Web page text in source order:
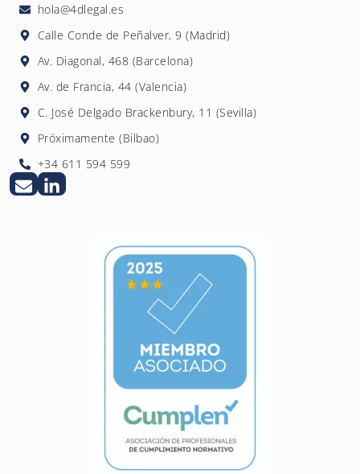
hola@4dlegal.es
Calle Conde de Peñalver, 9 (Madrid)
Av. Diagonal, 468 (Barcelona)
Av. de Francia, 44 (Valencia)
C. José Delgado Brackenbury, 11 (Sevilla)
Próximamente (Bilbao)
+34 611 594 599